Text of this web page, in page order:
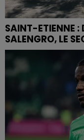
SAINT-ETIENNE :
SALENGRO, LE